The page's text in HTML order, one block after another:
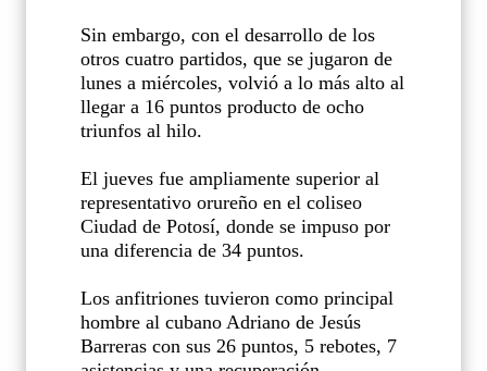
Sin embargo, con el desarrollo de los
otros cuatro partidos, que se jugaron de
lunes a miércoles, volvió a lo más alto al
llegar a 16 puntos producto de ocho
triunfos al hilo.
El jueves fue ampliamente superior al
representativo orureño en el coliseo
Ciudad de Potosí, donde se impuso por
una diferencia de 34 puntos.
Los anfitriones tuvieron como principal
hombre al cubano Adriano de Jesús
Barreras con sus 26 puntos, 5 rebotes, 7